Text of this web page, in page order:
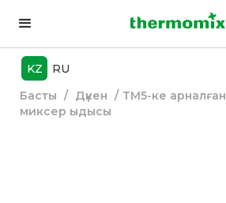
KZ
RU
Басты / Дүкен / ТМ5-ке
миксер ыдысы